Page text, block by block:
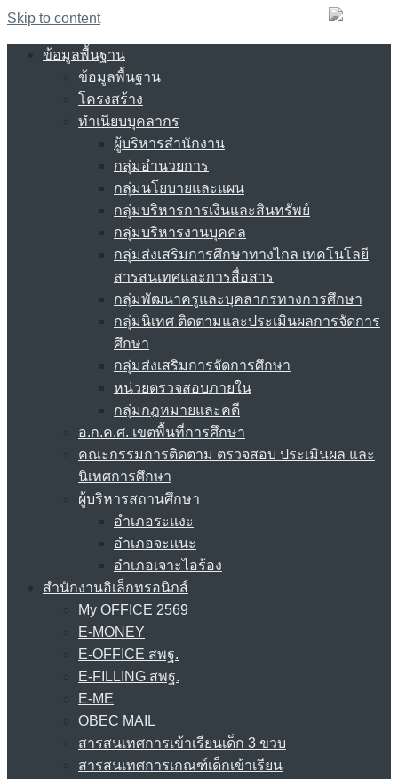
Skip to content
ข้อมูลพื้นฐาน
ข้อมูลพื้นฐาน
โครงสร้าง
ทำเนียบบุคลากร
ผู้บริหารสำนักงาน
กลุ่มอำนวยการ
กลุ่มนโยบายและแผน
กลุ่มบริหารการเงินและสินทรัพย์
กลุ่มบริหารงานบุคคล
กลุ่มส่งเสริมการศึกษาทางไกล เทคโนโลยี
สารสนเทศและการสื่อสาร
กลุ่มพัฒนาครูและบุคลากรทางการศึกษา
กลุ่มนิเทศ ติดตามและประเมินผลการจัดการ
ศึกษา
กลุ่มส่งเสริมการจัดการศึกษา
หน่วยตรวจสอบภายใน
กลุ่มกฎหมายและคดี
อ.ก.ค.ศ. เขตพื้นที่การศึกษา
คณะกรรมการติดตาม ตรวจสอบ ประเมินผล และ
นิเทศการศึกษา
ผู้บริหารสถานศึกษา
อำเภอระแงะ
อำเภอจะแนะ
อำเภอเจาะไอร้อง
สำนักงานอิเล็กทรอนิกส์
My OFFICE 2569
E-MONEY
E-OFFICE สพฐ.
E-FILLING สพฐ.
E-ME
OBEC MAIL
สารสนเทศการเข้าเรียนเด็ก 3 ขวบ
สารสนเทศการเกณฑ์เด็กเข้าเรียน